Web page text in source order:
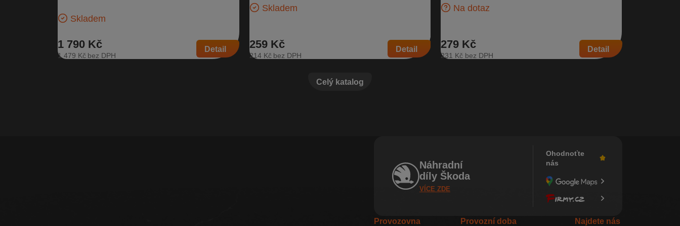
Skladem
1 790 Kč
1 479 Kč
Detail
Skladem
259 Kč
214 Kč
Detail
Na dotaz
279 Kč
231 Kč
Detail
Celý katalog
Náhradní
díly Škoda
VÍCE ZDE
Ohodnoťte
nás
Provozovna Provozní doba Najdete nás